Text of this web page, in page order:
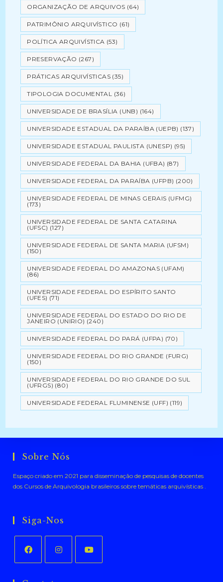
ORGANIZAÇÃO DE ARQUIVOS (64)
PATRIMÔNIO ARQUIVÍSTICO (61)
POLÍTICA ARQUIVÍSTICA (53)
PRESERVAÇÃO (267)
PRÁTICAS ARQUIVÍSTICAS (35)
TIPOLOGIA DOCUMENTAL (36)
UNIVERSIDADE DE BRASÍLIA (UNB) (164)
UNIVERSIDADE ESTADUAL DA PARAÍBA (UEPB) (137)
UNIVERSIDADE ESTADUAL PAULISTA (UNESP) (95)
UNIVERSIDADE FEDERAL DA BAHIA (UFBA) (87)
UNIVERSIDADE FEDERAL DA PARAÍBA (UFPB) (200)
UNIVERSIDADE FEDERAL DE MINAS GERAIS (UFMG)
(173)
UNIVERSIDADE FEDERAL DE SANTA CATARINA
(UFSC) (127)
UNIVERSIDADE FEDERAL DE SANTA MARIA (UFSM)
(150)
UNIVERSIDADE FEDERAL DO AMAZONAS (UFAM)
(86)
UNIVERSIDADE FEDERAL DO ESPÍRITO SANTO
(UFES) (71)
UNIVERSIDADE FEDERAL DO ESTADO DO RIO DE
JANEIRO (UNIRIO) (240)
UNIVERSIDADE FEDERAL DO PARÁ (UFPA) (70)
UNIVERSIDADE FEDERAL DO RIO GRANDE (FURG)
(150)
UNIVERSIDADE FEDERAL DO RIO GRANDE DO SUL
(UFRGS) (80)
UNIVERSIDADE FEDERAL FLUMINENSE (UFF) (119)
Sobre Nós
Espaço criado em 2021 para disseminação de pesquisas de docentes
dos Cursos de Arquivologia brasileiros sobre temáticas arquivísticas .
Siga-Nos